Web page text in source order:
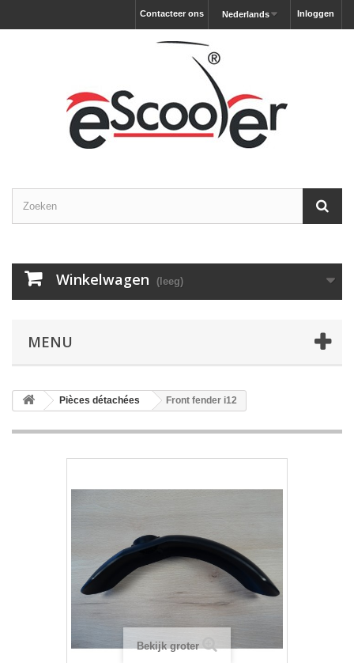
Inloggen
Nederlands
Contacteer ons
Winkelwagen (leeg)
MENU
Pièces détachées Front fender i12
Bekijk groter